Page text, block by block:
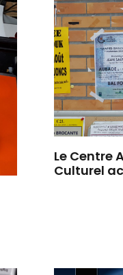
Le Centre
Culturel